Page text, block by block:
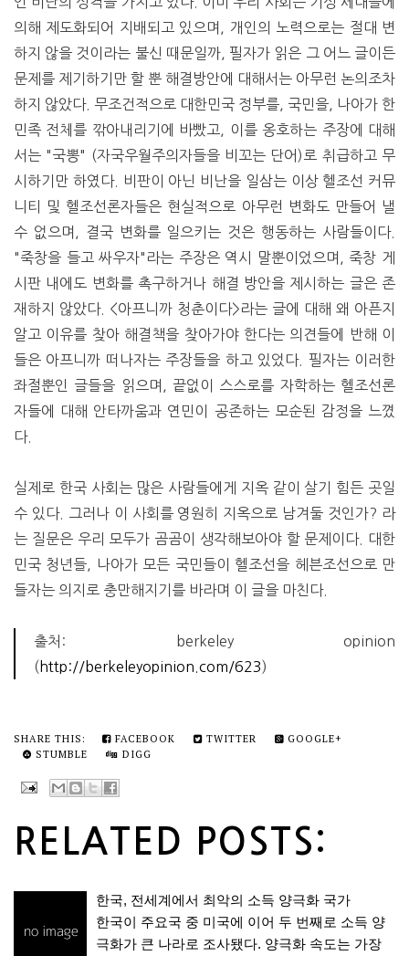
의해 제도화되어 지배되고 있으며, 개인의 노력으로는 절대 변
하지 않을 것이라는 불신 때문일까, 필자가 읽은 그 어느 글이든
문제를 제기하기만 할 뿐 해결방안에 대해서는 아무런 논의조차
하지 않았다. 무조건적으로 대한민국 정부를, 국민을, 나아가 한
민족 전체를 깎아내리기에 바빴고, 이를 옹호하는 주장에 대해
서는 "국뽕" (자국우월주의자들을 비꼬는 단어)로 취급하고 무
시하기만 하였다. 비판이 아닌 비난을 일삼는 이상 헬조선 커뮤
니티 및 헬조선론자들은 현실적으로 아무런 변화도 만들어 낼
수 없으며, 결국 변화를 일으키는 것은 행동하는 사람들이다.
"죽창을 들고 싸우자"라는 주장은 역시 말뿐이었으며, 죽창 게
시판 내에도 변화를 촉구하거나 해결 방안을 제시하는 글은 존
재하지 않았다. <아프니까 청춘이다>라는 글에 대해 왜 아픈지
알고 이유를 찾아 해결책을 찾아가야 한다는 의견들에 반해 이
들은 아프니까 떠나자는 주장들을 하고 있었다. 필자는 이러한
좌절뿐인 글들을 읽으며, 끝없이 스스로를 자학하는 헬조선론
자들에 대해 안타까움과 연민이 공존하는 모순된 감정을 느꼈
다.
실제로 한국 사회는 많은 사람들에게 지옥 같이 살기 힘든 곳일
수 있다. 그러나 이 사회를 영원히 지옥으로 남겨둘 것인가? 라
는 질문은 우리 모두가 곰곰이 생각해보아야 할 문제이다. 대한
민국 청년들, 나아가 모든 국민들이 헬조선을 헤븐조선으로 만
들자는 의지로 충만해지기를 바라며 이 글을 마친다.
출처: berkeley opinion
( http://berkeleyopinion.com/623)
SHARE THIS: FACEBOOK TWITTER
GOOGLE+
STUMBLE
DIGG
RELATED POSTS:
한국, 전세계에서 최악의 소득 양극화 국가
한국이 주요국 중 미국에 이어 두 번째로 소득 양
극화가 큰 나라로 조사됐다. 양극화 속도는 가장